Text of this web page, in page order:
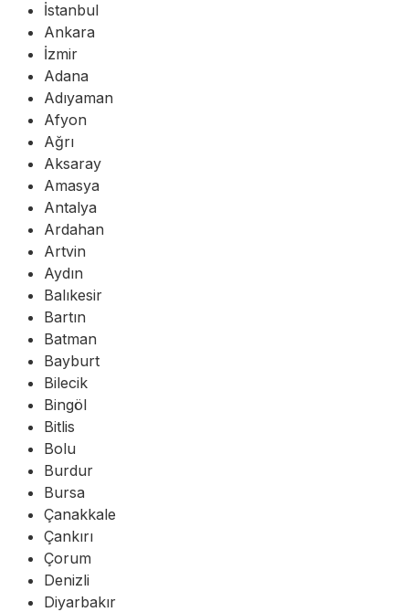
İstanbul
Ankara
İzmir
Adana
Adıyaman
Afyon
Ağrı
Aksaray
Amasya
Antalya
Ardahan
Artvin
Aydın
Balıkesir
Bartın
Batman
Bayburt
Bilecik
Bingöl
Bitlis
Bolu
Burdur
Bursa
Çanakkale
Çankırı
Çorum
Denizli
Diyarbakır